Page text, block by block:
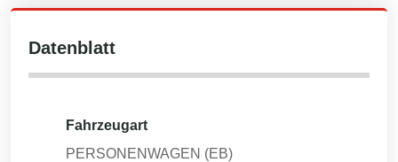
Datenblatt
Fahrzeugart
PERSONENWAGEN (EB)